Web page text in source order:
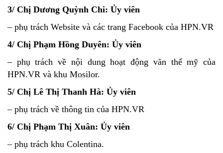
3/ Chị Dương Quỳnh Chi: Ủy viên
– phụ trách Website và các trang Facebook của HPN.VR
4/ Chị Phạm Hồng Duyên: Ủy viên
– phụ trách về nội dung hoạt động văn thể mỹ của
HPN.VR và khu Mosilor.
5/ Chị Lê Thị Thanh Hà: Ủy viên
– phụ trách về thông tin của HPN.VR
6/ Chị Phạm Thị Xuân: Ủy viên
– phụ trách khu Colentina.